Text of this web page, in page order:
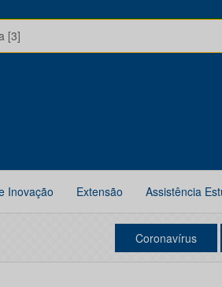
[3]
Inovação Extensão Assistência
Coronavírus